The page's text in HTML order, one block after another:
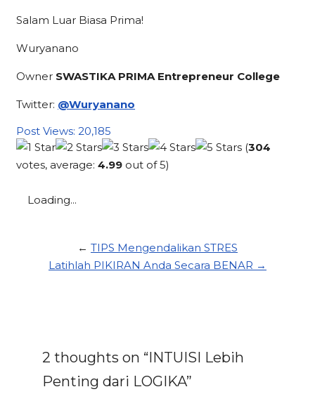
Salam Luar Biasa Prima!
Wuryanano
Owner SWASTIKA PRIMA Entrepreneur College
Twitter: @Wuryanano
Post Views: 20,185
(304
votes, average:4.99 out of 5)
Loading...
← TIPS Mengendalikan STRES
Latihlah PIKIRAN Anda Secara BENAR →
2 thoughts on “INTUISI Lebih
Penting dari LOGIKA”